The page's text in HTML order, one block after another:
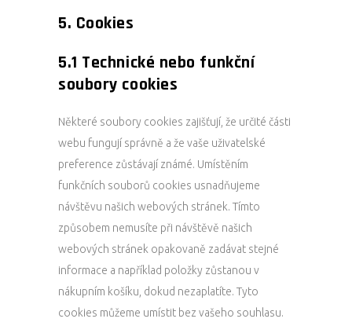
5. Cookies
5.1 Technické nebo funkční
soubory cookies
Některé soubory cookies zajišťují, že určité části
webu fungují správně a že vaše uživatelské
preference zůstávají známé. Umístěním
funkčních souborů cookies usnadňujeme
návštěvu našich webových stránek. Tímto
způsobem nemusíte při návštěvě našich
webových stránek opakovaně zadávat stejné
informace a například položky zůstanou v
nákupním košíku, dokud nezaplatíte. Tyto
cookies můžeme umístit bez vašeho souhlasu.